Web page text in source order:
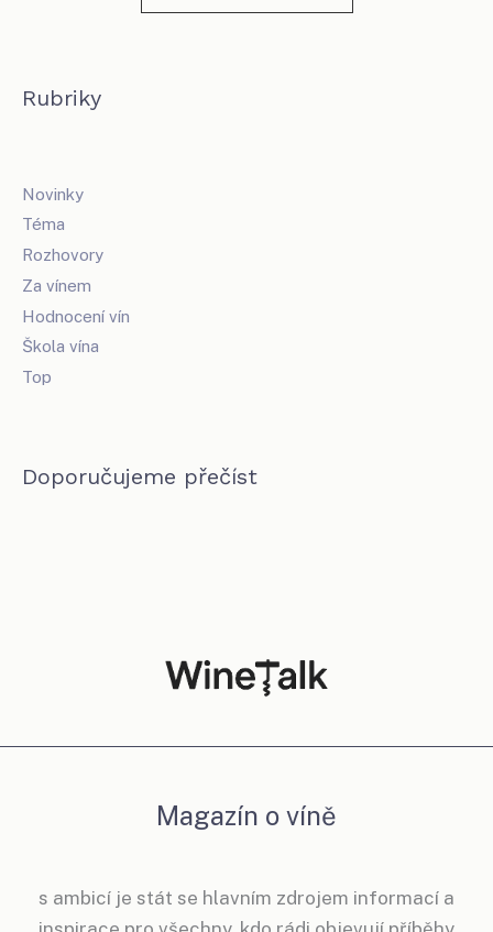
Rubriky
Novinky
Téma
Rozhovory
Za vínem
Hodnocení vín
Škola vína
Top
Doporučujeme přečíst
Magazín o víně
s ambicí je stát se hlavním zdrojem informací a